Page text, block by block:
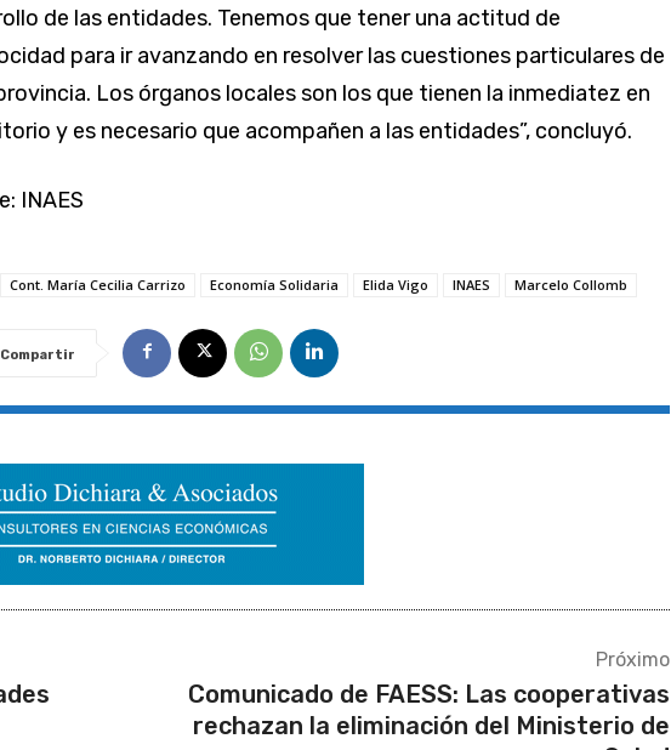
de las entidades. Tenemos que tener una actitud de
para ir avanzando en resolver las cuestiones particulares de
Los órganos locales son los que tienen la inmediatez en
y es necesario que acompañen a las entidades”, concluyó.
INAES
Cont. María Cecilia Carrizo Economía Solidaria Elida Vigo INAES Marcelo Collomb
Compartir
Próximo
Comunicado de FAESS: Las cooperativas
rechazan la eliminación del Ministerio de